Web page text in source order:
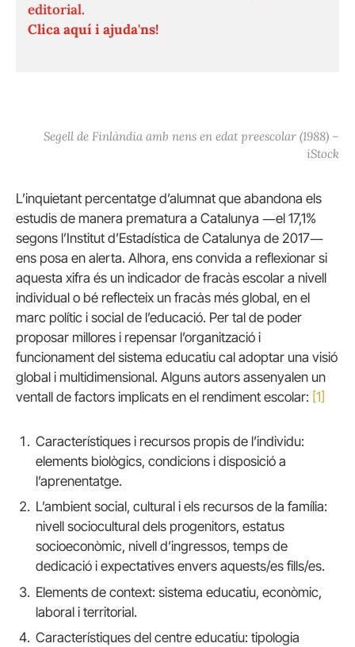
editorial.
Clica aquí i ajuda'ns!
Segell de Finlàndia amb nens en edat preescolar (1988) –
iStock
L’inquietant percentatge d’alumnat que abandona els
estudis de manera prematura a Catalunya ―el 17,1%
segons l’Institut d’Estadística de Catalunya de 2017―
ens posa en alerta. Alhora, ens convida a reflexionar si
aquesta xifra és un indicador de fracàs escolar a nivell
individual o bé reflecteix un fracàs més global, en el
marc polític i social de l’educació. Per tal de poder
proposar millores i repensar l’organització i
funcionament del sistema educatiu cal adoptar una visió
global i multidimensional. Alguns autors assenyalen un
ventall de factors implicats en el rendiment escolar: [1]
Característiques i recursos propis de l’individu:
elements biològics, condicions i disposició a
l’aprenentatge.
L’ambient social, cultural i els recursos de la família:
nivell sociocultural dels progenitors, estatus
socioeconòmic, nivell d’ingressos, temps de
dedicació i expectatives envers aquests/es fills/es.
Elements de context: sistema educatiu, econòmic,
laboral i territorial.
Característiques del centre educatiu: tipologia